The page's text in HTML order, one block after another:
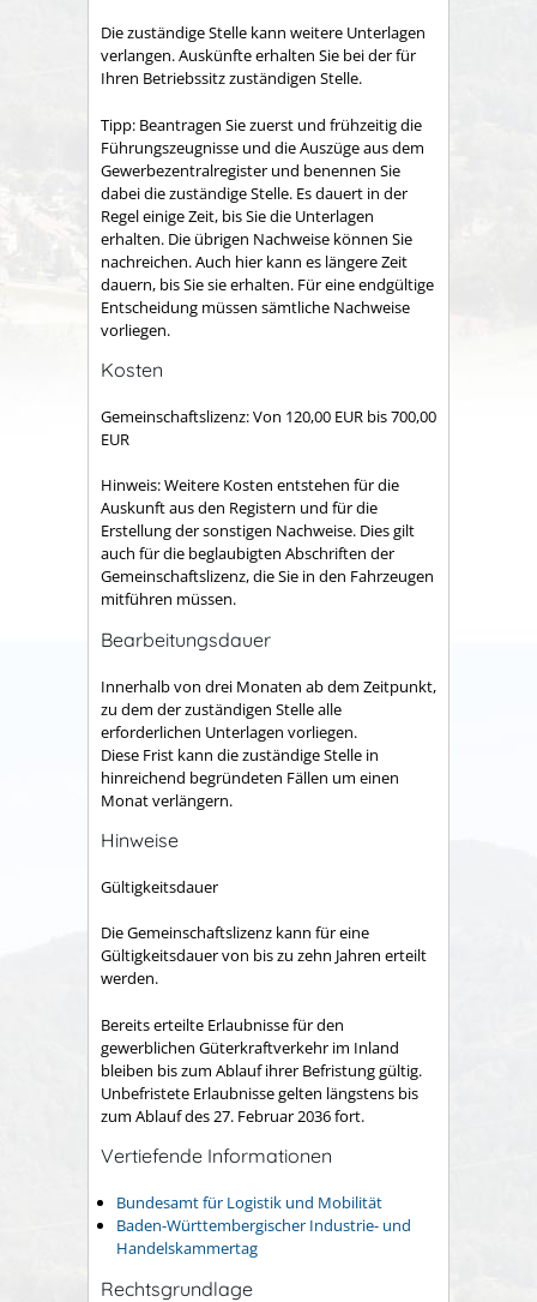
Die zuständige Stelle kann weitere Unterlagen
verlangen. Auskünfte erhalten Sie bei der für
Ihren Betriebssitz zuständigen Stelle.
Tipp: Beantragen Sie zuerst und frühzeitig die
Führungszeugnisse und die Auszüge aus dem
Gewerbezentralregister und benennen Sie
dabei die zuständige Stelle. Es dauert in der
Regel einige Zeit, bis Sie die Unterlagen
erhalten. Die übrigen Nachweise können Sie
nachreichen. Auch hier kann es längere Zeit
dauern, bis Sie sie erhalten. Für eine endgültige
Entscheidung müssen sämtliche Nachweise
vorliegen.
Kosten
Gemeinschaftslizenz: Von 120,00 EUR bis 700,00
EUR
Hinweis: Weitere Kosten entstehen für die
Auskunft aus den Registern und für die
Erstellung der sonstigen Nachweise. Dies gilt
auch für die beglaubigten Abschriften der
Gemeinschaftslizenz, die Sie in den Fahrzeugen
mitführen müssen.
Bearbeitungsdauer
Innerhalb von drei Monaten ab dem Zeitpunkt,
zu dem der zuständigen Stelle alle
erforderlichen Unterlagen vorliegen.
Diese Frist kann die zuständige Stelle in
hinreichend begründeten Fällen um einen
Monat verlängern.
Hinweise
Gültigkeitsdauer
Die Gemeinschaftslizenz kann für eine
Gültigkeitsdauer von bis zu zehn Jahren erteilt
werden.
Bereits erteilte Erlaubnisse für den
gewerblichen Güterkraftverkehr im Inland
bleiben bis zum Ablauf ihrer Befristung gültig.
Unbefristete Erlaubnisse gelten längstens bis
zum Ablauf des 27. Februar 2036 fort.
Vertiefende Informationen
Bundesamt für Logistik und Mobilität
Baden-Württembergischer Industrie- und
Handelskammertag
Rechtsgrundlage